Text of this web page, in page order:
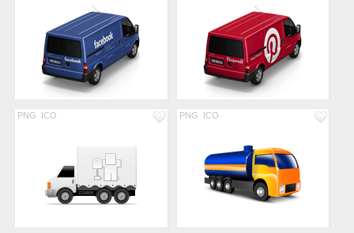
PNG ICO PNG ICO